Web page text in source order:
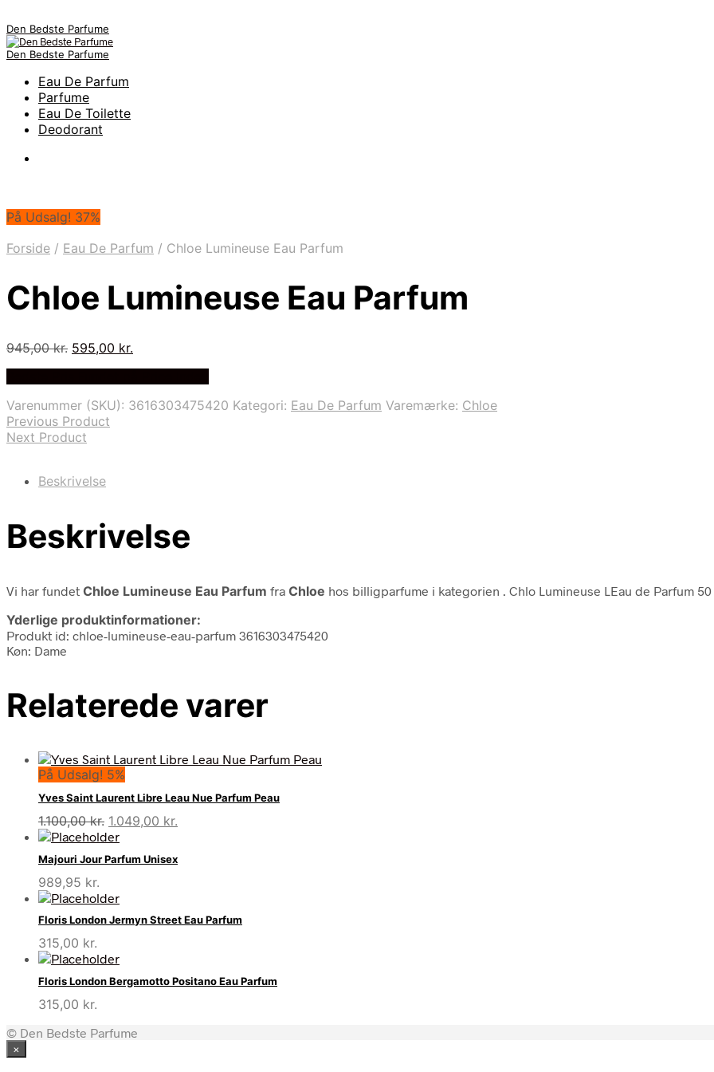
Den Bedste Parfume
Den Bedste Parfume
Eau De Parfum
Parfume
Eau De Toilette
Deodorant
På Udsalg! 37%
Forside / Eau De Parfum / Chloe Lumineuse Eau Parfum
Chloe Lumineuse Eau Parfum
945,00kr. Den
945,00 kr..
595,00 kr.
595,00 kr..
Varenummer (SKU): 3616303475420 Kategori: Eau De Parfum Varemærke: Chloe
Previous Product
Next Product
Beskrivelse
Beskrivelse
Vi har fundet Chloe Lumineuse Eau Parfum fra Chloe hos billigparfume i kategorien . Chlo Lumineuse LEau de Parfum
Yderlige produktinformationer:
Produkt id: chloe-lumineuse-eau-parfum 3616303475420
Køn: Dame
Relaterede varer
På Udsalg! 5%
Yves Saint Laurent Libre Leau Nue Parfum Peau
1.100,00kr. Den
oprindelige
pris
var:
1.049,00 kr.
er:
Majouri Jour Parfum Unisex
989,95 kr.
Floris London Jermyn Street Eau Parfum
315,00 kr.
Floris London Bergamotto Positano Eau Parfum
315,00 kr.
© Den Bedste Parfume
×